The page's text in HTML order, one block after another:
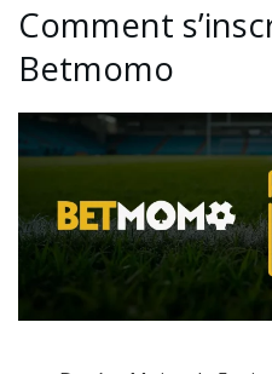
Comment
Betmomo